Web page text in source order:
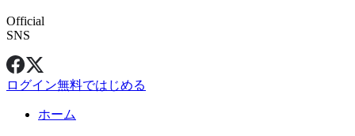
Official
SNS
ログイン無料ではじめる
ホーム